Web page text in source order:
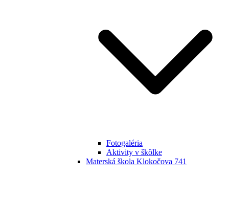
Fotogaléria
Aktivity v škôlke
Materská škola Klokočova 741